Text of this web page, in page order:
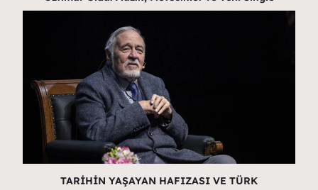
TARİHİN YAŞAYAN HAFIZASI VE TÜRK